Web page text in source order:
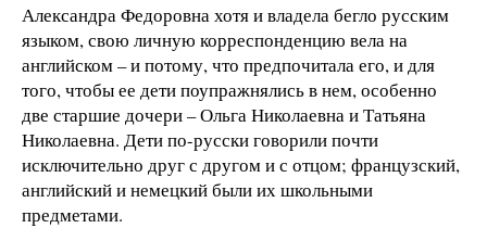
Александра Федоровна хотя и владела бегло русским
языком, свою личную корреспонденцию вела на
английском – и потому, что предпочитала его, и для
того, чтобы ее дети поупражнялись в нем, особенно
две старшие дочери – Ольга Николаевна и Татьяна
Николаевна. Дети по-русски говорили почти
исключительно друг с другом и с отцом; французский,
английский и немецкий были их школьными
предметами.